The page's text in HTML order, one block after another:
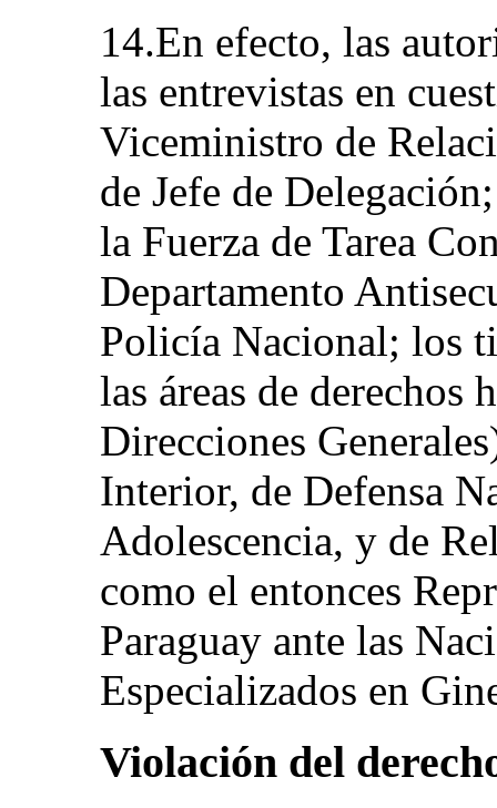
14.En efecto, las
las entrevistas en
Viceministro de
de Jefe de
la Fuerza de Tarea
Departamento
Policía Nacional; los
las áreas de derechos
Direcciones
Interior, de Defensa
Adolescencia, y de
como el entonces
Paraguay ante las
Especializados en
Violación del